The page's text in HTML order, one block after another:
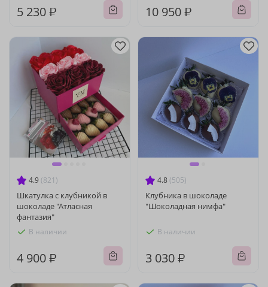
5 230 ₽ 10 950 ₽
4.9 (821)
Шкатулка с клубникой в
шоколаде "Атласная
фантазия"
В наличии
4 900 ₽
4.8 (505)
Клубника в шоколаде
"Шоколадная нимфа"
В наличии
3 030 ₽